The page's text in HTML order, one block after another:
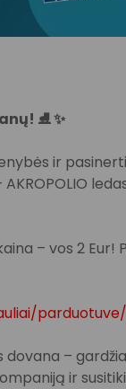
⛸️ ✨
ir
– vos 2 Eur!
–
ir